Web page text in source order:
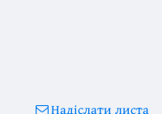
Надіслати листа